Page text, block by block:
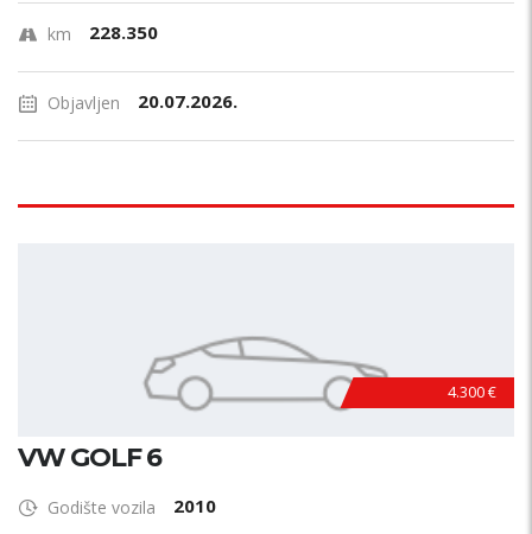
km 228.350
Objavljen 20.07.2026.
4.300 €
VW GOLF 6
Godište vozila 2010